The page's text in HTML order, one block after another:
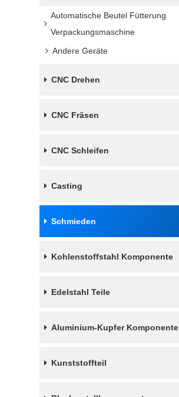
Automatische Beutel Fütterung
Verpackungsmaschine
Andere Geräte
CNC Drehen
CNC Fräsen
CNC Schleifen
Casting
Schmieden
Kohlenstoffstahl Komponente
Edelstahl Teile
Aluminium-Kupfer Komponente
Kunststoffteil